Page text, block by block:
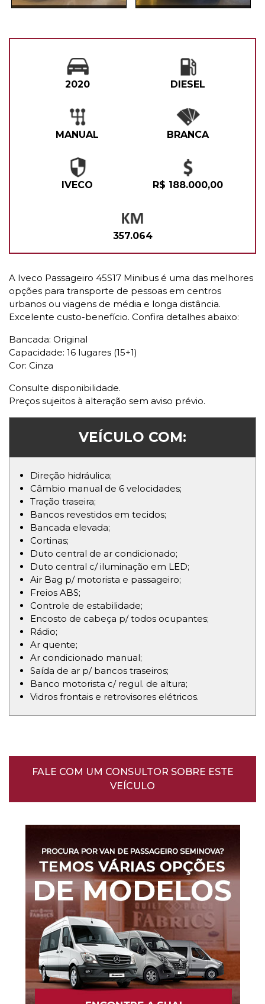
2020 DIESEL
MANUAL BRANCA
IVECO R$ 188.000,00
357.064
A Iveco Passageiro 45S17 Minibus é uma das melhores
opções para transporte de pessoas em centros
urbanos ou viagens de média e longa distância.
Excelente custo-benefício. Confira detalhes abaixo:
Bancada: Original
Capacidade: 16 lugares (15+1)
Cor: Cinza
Consulte disponibilidade.
Preços sujeitos à alteração sem aviso prévio.
VEÍCULO COM:
Direção hidráulica;
Câmbio manual de 6 velocidades;
Tração traseira;
Bancos revestidos em tecidos;
Bancada elevada;
Cortinas;
Duto central de ar condicionado;
Duto central c/ iluminação em LED;
Air Bag p/ motorista e passageiro;
Freios ABS;
Controle de estabilidade;
Encosto de cabeça p/ todos ocupantes;
Rádio;
Ar quente;
Ar condicionado manual;
Saída de ar p/ bancos traseiros;
Banco motorista c/ regul. de altura;
Vidros frontais e retrovisores elétricos.
FALE COM UM CONSULTOR SOBRE ESTE
VEÍCULO